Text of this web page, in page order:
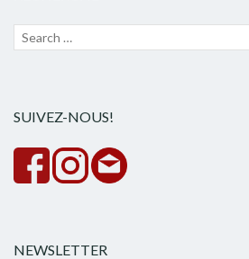
Recherche
SUIVEZ-NOUS!
NEWSLETTER